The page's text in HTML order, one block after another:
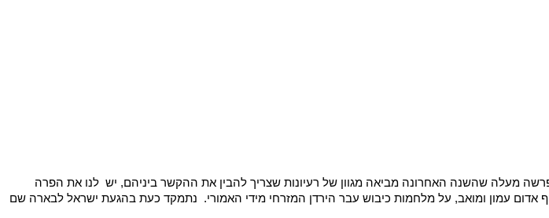
הוא זיווג משמים?
שניים שהם אחד
מעלה שהשנה האחרונה מביאה מגוון של רעיונות שצריך להבין את ההקשר ביניהם, יש לנו את הפרה
עמון ומואב, על מלחמות כיבוש עבר הירדן המזרחי מידי האמורי. נתמקד כעת בהגעת ישראל לבארה שם